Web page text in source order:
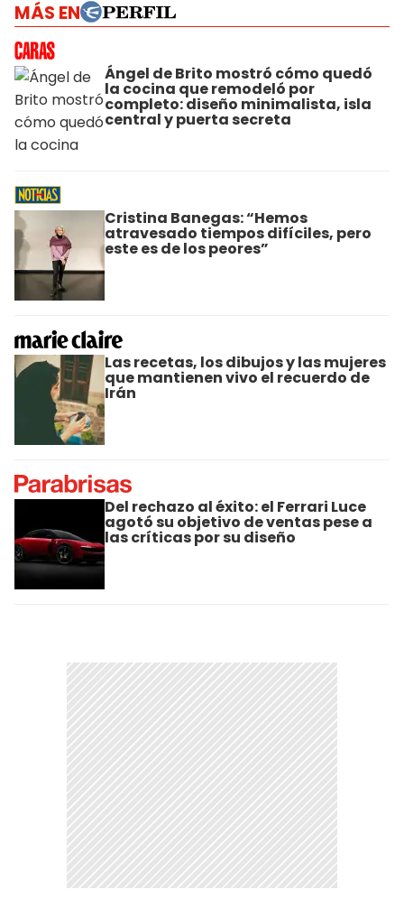
MÁS EN
Ángel de Brito mostró cómo quedó
la cocina que remodeló por
completo: diseño minimalista, isla
central y puerta secreta
Cristina Banegas: “Hemos
atravesado tiempos difíciles, pero
este es de los peores”
Las recetas, los dibujos y las mujeres
que mantienen vivo el recuerdo de
Irán
Del rechazo al éxito: el Ferrari Luce
agotó su objetivo de ventas pese a
las críticas por su diseño